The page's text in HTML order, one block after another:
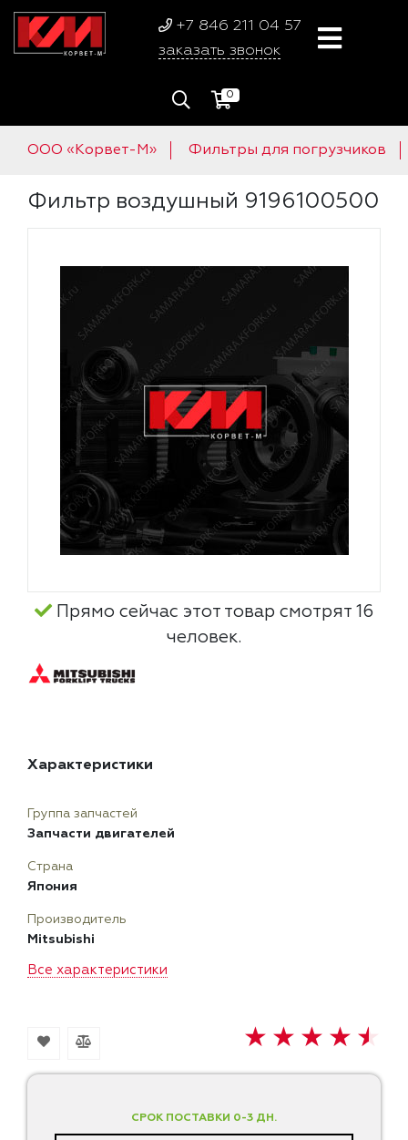
+7 846 211 04 57
заказать звонок
0
ООО «Корвет-М» Фильтры для погрузчиков
Фильтр воздушный 9196100500
СРОК ПОСТАВКИ 0-3 ДН.
Прямо сейчас этот товар смотрят 16
человек.
Характеристики
Все характеристики
Группа запчастей
Запчасти двигателей
Страна
Япония
Производитель
Mitsubishi